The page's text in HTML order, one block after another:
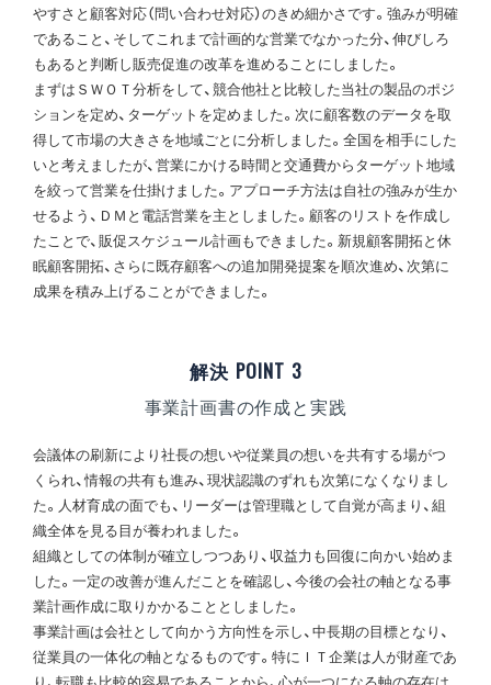
やすさと顧客対応（問い合わせ対応）のきめ細かさです。強みが明確
であること、そしてこれまで計画的な営業でなかった分、伸びしろ
もあると判断し販売促進の改革を進めることにしました。
まずはＳＷＯＴ分析をして、競合他社と比較した当社の製品のポジ
ションを定め、ターゲットを定めました。次に顧客数のデータを取
得して市場の大きさを地域ごとに分析しました。全国を相手にした
いと考えましたが、営業にかける時間と交通費からターゲット地域
を絞って営業を仕掛けました。アプローチ方法は自社の強みが生か
せるよう、ＤＭと電話営業を主としました。顧客のリストを作成し
たことで、販促スケジュール計画もできました。新規顧客開拓と休
眠顧客開拓、さらに既存顧客への追加開発提案を順次進め、次第に
成果を積み上げることができました。
解決 POINT 3
事業計画書の作成と実践
会議体の刷新により社長の想いや従業員の想いを共有する場がつ
くられ、情報の共有も進み、現状認識のずれも次第になくなりまし
た。人材育成の面でも、リーダーは管理職として自覚が高まり、組
織全体を見る目が養われました。
組織としての体制が確立しつつあり、収益力も回復に向かい始めま
した。一定の改善が進んだことを確認し、今後の会社の軸となる事
業計画作成に取りかかることとしました。
事業計画は会社として向かう方向性を示し、中長期の目標となり、
従業員の一体化の軸となるものです。特にＩＴ企業は人が財産であ